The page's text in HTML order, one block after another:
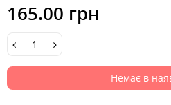
165.00 грн
Немає в